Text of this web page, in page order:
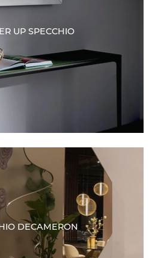
UP SPECCHIO
DECAMERON